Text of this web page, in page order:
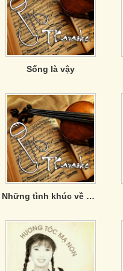
Sống là vậy
Những tình khúc về Lính